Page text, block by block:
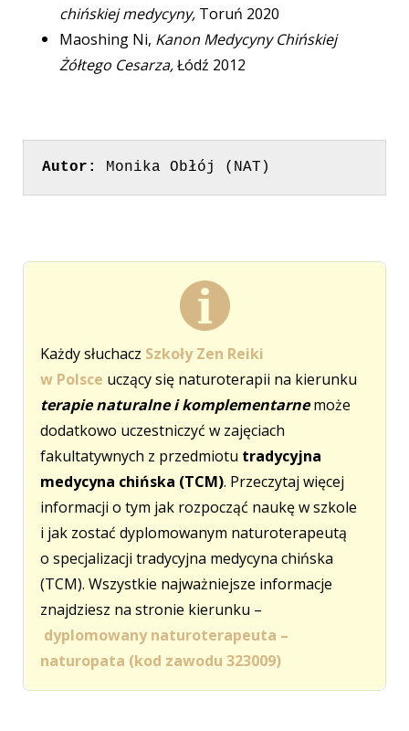
chińskiej medycyny, Toruń 2020
Maoshing Ni, Kanon Medycyny Chińskiej
Żółtego Cesarza,Łódź 2012
Autor: Monika Obłój (NAT)
Każdy słuchacz Szkoły Zen Reiki
w Polsce uczący się naturoterapii na kierunku
terapie naturalne i komplementarnemoże
dodatkowo uczestniczyć w zajęciach
fakultatywnych z przedmiotu tradycyjna
medycyna chińska (TCM). Przeczytaj więcej
informacji o tym jak rozpocząć naukę w szkole
i jak zostać dyplomowanym naturoterapeutą
o specjalizacji tradycyjna medycyna chińska
(TCM). Wszystkie najważniejsze informacje
znajdziesz na stronie kierunku –
dyplomowany naturoterapeuta –
naturopata (kod zawodu 323009)